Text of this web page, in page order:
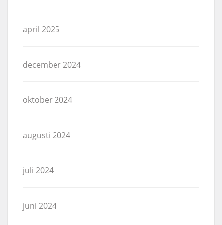
april 2025
december 2024
oktober 2024
augusti 2024
juli 2024
juni 2024